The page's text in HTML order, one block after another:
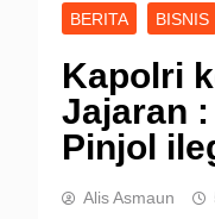
BERITA BISNIS
Kapolri
Jajaran :
Pinjol
Alis Asmaun